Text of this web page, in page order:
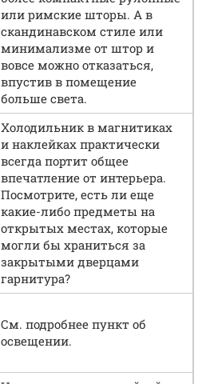
или римские шторы. А в
скандинавском стиле или
минимализме от штор и
вовсе можно отказаться,
впустив в помещение
больше света.
Холодильник в магнитиках
и наклейках практически
всегда портит общее
впечатление от интерьера.
Посмотрите, есть ли еще
какие-либо предметы на
открытых местах, которые
могли бы храниться за
закрытыми дверцами
гарнитура?
См. подробнее пункт об
освещении.